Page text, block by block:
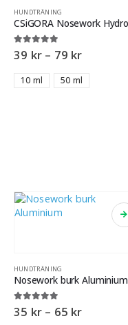
HUNDTRÄNING
5.00 out of 5
39 kr – 79 kr
10 ml 50 ml
HUNDTRÄNING
Nosework burk Aluminium
5.00 out of 5
35 kr – 65 kr